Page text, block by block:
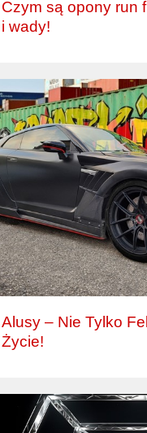
Czym są opony run
i wady!
Alusy – Nie Tylko
Życie!